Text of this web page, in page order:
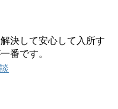
決して安心して入所す
番です。